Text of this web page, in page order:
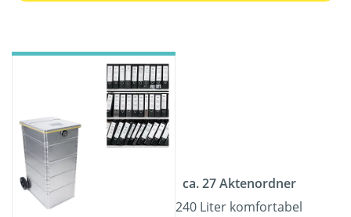
ca. 27 Aktenordner
240 Liter komfortabel